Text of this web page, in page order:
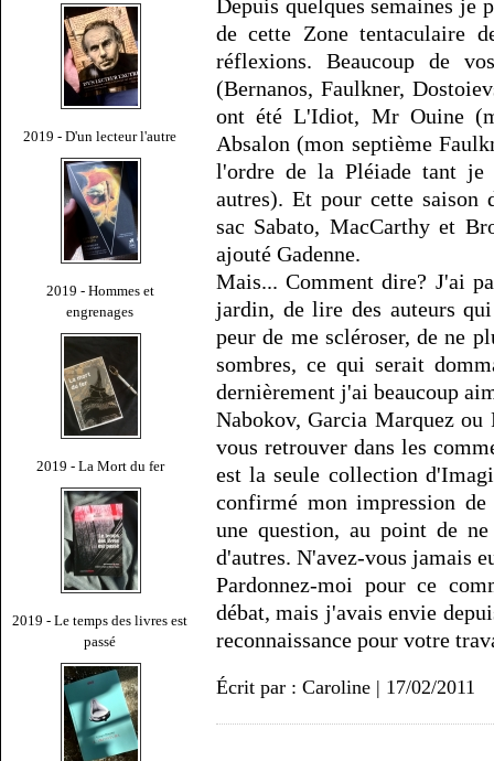
2019 - D'un lecteur l'autre
2019 - Hommes et
engrenages
2019 - La Mort du fer
2019 - Le temps des livres est
passé
Depuis quelques semaines je
de cette Zone tentaculaire
réflexions. Beaucoup de
(Bernanos, Faulkner,
ont été L'Idiot, Mr Ouine
Absalon (mon septième
l'ordre de la Pléiade tant je
autres). Et pour cette saison
sac Sabato, MacCarthy et
ajouté Gadenne.
Mais... Comment dire? J'ai
jardin, de lire des auteurs
peur de me scléroser, de ne
sombres, ce qui serait
dernièrement j'ai beaucoup
Nabokov, Garcia Marquez ou
vous retrouver dans les
est la seule collection
confirmé mon impression
une question, au point de
d'autres. N'avez-vous jamais
Pardonnez-moi pour ce
débat, mais j'avais envie
reconnaissance pour votre
Écrit par : Caroline | 17/02/2011